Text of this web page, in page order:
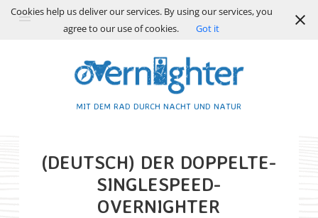
MIT DEM RAD DURCH NACHT UND NATUR
(DEUTSCH) DER DOPPELTE-
SINGLESPEED-
OVERNIGHTER
Cookies help us deliver our services. By using our services, you
agree to our use of cookies.
Got it